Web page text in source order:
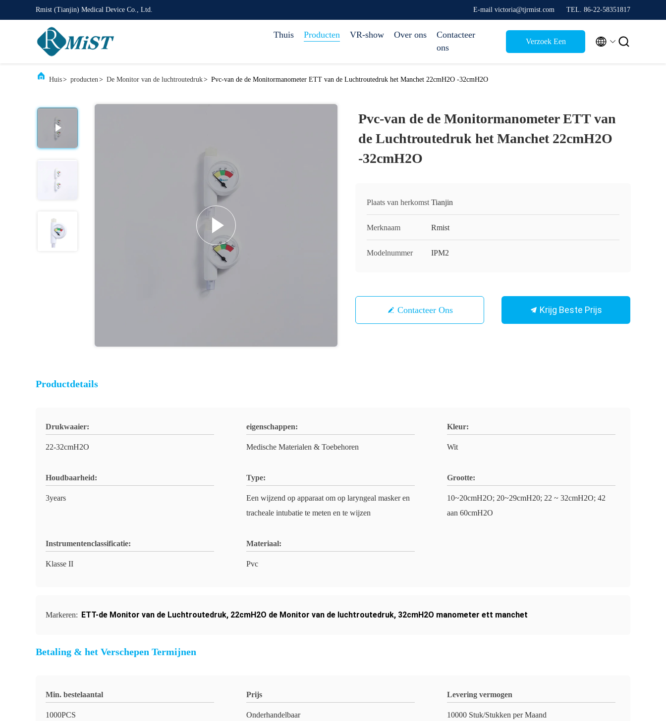
Rmist (Tianjin) Medical Device Co., Ltd. E-mail victoria@tjrmist.com TEL. 86-22-58351817
Thuis Producten VR-show Over ons
Contacteer
ons
Verzoek Een  
Huis> producten> De Monitor van de luchtroutedruk> Pvc-van de de Monitormanometer ETT van de Luchtroutedruk het Manchet 22cmH2O -32cmH2O
Pvc-van de de Monitormanometer ETT van
de Luchtroutedruk het Manchet 22cmH2O
-32cmH2O
Plaats van herkomst Tianjin
Merknaam Rmist
Modelnummer IPM2
Contacteer Ons Krijg Beste Prijs
Productdetails
Drukwaaier:
22-32cmH2O
eigenschappen:
Medische Materialen & Toebehoren
Kleur:
Wit
Houdbaarheid:
3years
Type:
Een wijzend op apparaat om op laryngeal masker en
tracheale intubatie te meten en te wijzen
Grootte:
10~20cmH2O; 20~29cmH20; 22 ~ 32cmH2O; 42
aan 60cmH2O
Instrumentenclassificatie:
Klasse II
Materiaal:
Pvc
Markeren: ETT-de Monitor van de Luchtroutedruk, 22cmH2O de Monitor van de luchtroutedruk, 32cmH2O manometer ett manchet
Betaling & het Verschepen Termijnen
Min. bestelaantal
1000PCS
Prijs
Onderhandelbaar
Levering vermogen
10000 Stuk/Stukken per Maand